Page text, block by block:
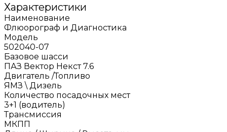
Характеристики
Наименование
Флюорограф и Диагностика
Модель
502040-07
Базовое шасси
ПАЗ Вектор Некст 7.6
Двигатель /Топливо
ЯМЗ \ Дизель
Количество посадочных мест
3+1 (водитель)
Трансмиссия
МКПП